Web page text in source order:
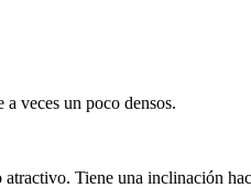
veces un poco densos.
Tiene una inclinación